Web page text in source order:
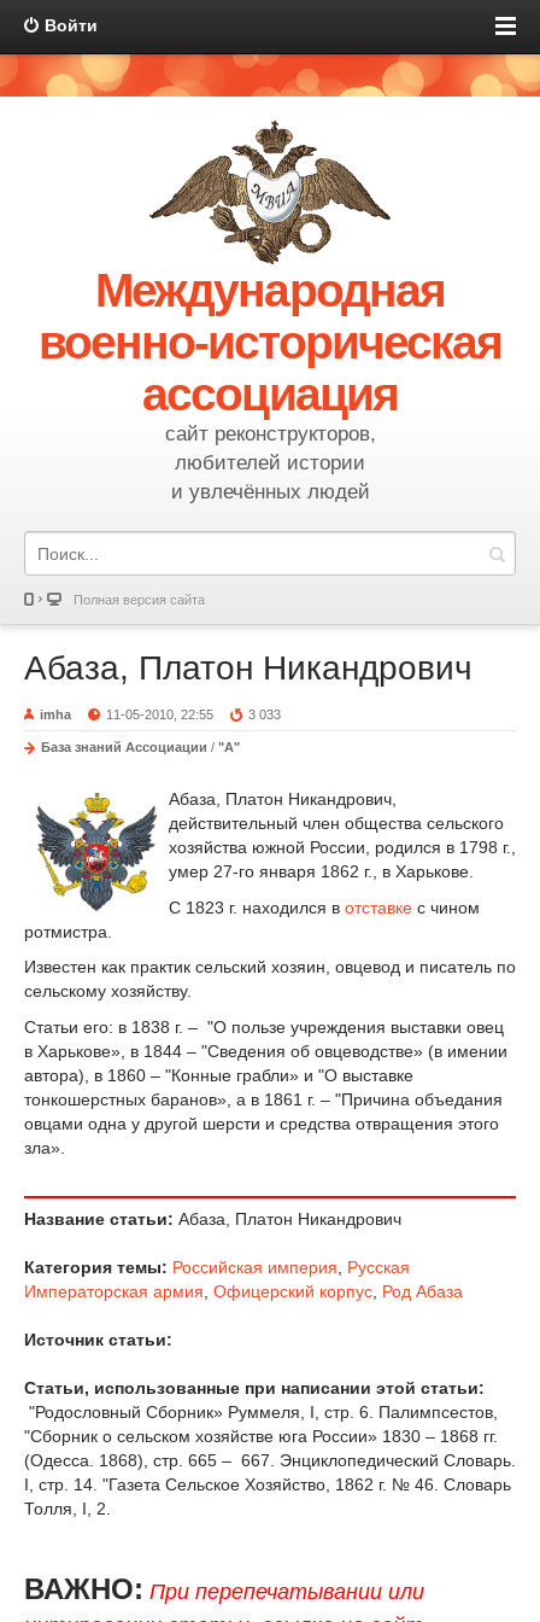
Войти
Международная
военно-историческая
ассоциация
сайт реконструкторов,
любителей истории
и увлечённых людей
Полная версия сайта
Абаза, Платон Никандрович
imha 11-05-2010, 22:55 3 033
База знаний Ассоциации / "А"
Абаза, Платон Никандрович,
действительный член общества сельского
хозяйства южной России, родился в 1798 г.,
умер 27-го января 1862 г., в Харькове.
С 1823 г. находился в отставке с чином
ротмистра.
Известен как практик сельский хозяин, овцевод и писатель по
сельскому хозяйству.
Статьи его: в 1838 г. – "О пользе учреждения выставки овец
в Харькове», в 1844 – "Сведения об овцеводстве» (в имении
автора), в 1860 – "Конные грабли» и "О выставке
тонкошерстных баранов», a в 1861 г. – "Причина объедания
овцами одна y другой шерсти и средства отвращения этого
зла».
Название статьи: Абаза, Платон Никандрович
Категория темы: Российская империя
Русская
Императорская армия Офицерский корпус Род Абаза
Источник статьи:
Статьи, использованные при написании этой статьи:
"Родословный Сборник» Руммеля, I, стр. 6. Палимпсестов,
"Сборник о сельском хозяйстве юга России» 1830 – 1868 гг.
(Одесса. 1868), стр. 665 – 667. Энциклопедический Словарь.
I, стр. 14. "Газета Сельское Хозяйство, 1862 г. № 46. Словарь
Толля, I, 2.
ВАЖНО: При перепечатывании или